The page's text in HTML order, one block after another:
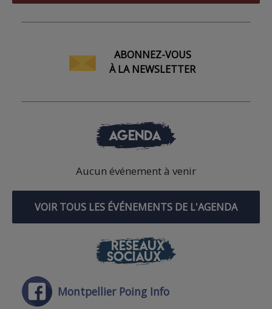
ABONNEZ-VOUS
À LA NEWSLETTER
AGENDA
Aucun événement à venir
VOIR TOUS LES ÉVÉNEMENTS DE L'AGENDA
RÉSEAUX
SOCIAUX
Montpellier Poing Info